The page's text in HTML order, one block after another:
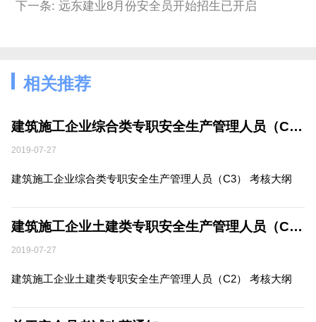
下一条: 远东建业8月份安全员开始招生已开启
相关推荐
建筑施工企业综合类专职安全生产管理人员（C3） 考核大纲
2019-07-27
建筑施工企业综合类专职安全生产管理人员（C3） 考核大纲
建筑施工企业土建类专职安全生产管理人员（C2） 考核大纲
2019-07-27
建筑施工企业土建类专职安全生产管理人员（C2） 考核大纲